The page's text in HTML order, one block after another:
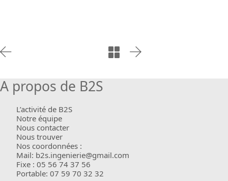
A propos de B2S
L’activité de B2S
Notre équipe
Nous contacter
Nous trouver
Nos coordonnées :
Mail: b2s.ingenierie@gmail.com
Fixe : 05 56 74 37 56
Portable: 07 59 70 32 32